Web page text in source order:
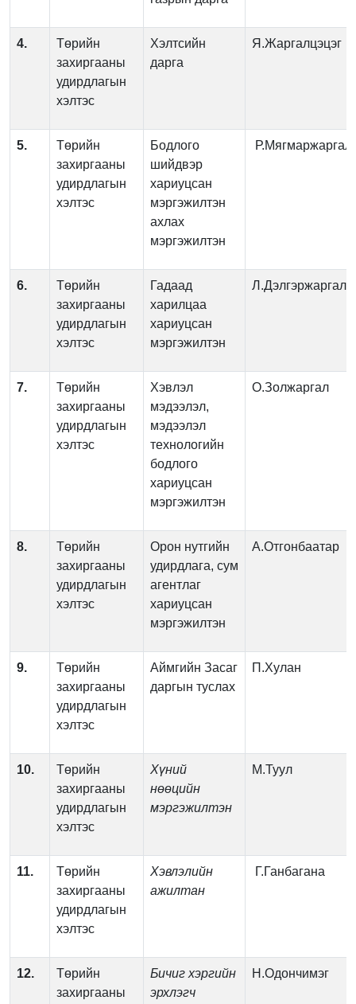
4.
Төрийн
захиргааны
удирдлагын
хэлтэс
Хэлтсийн
дарга
Я.Жаргалцэцэг
5.
Төрийн
захиргааны
удирдлагын
хэлтэс
Бодлого
шийдвэр
хариуцсан
мэргэжилтэн
ахлах
мэргэжилтэн
Р.Мягмаржаргал
6.
Төрийн
захиргааны
удирдлагын
хэлтэс
Гадаад
харилцаа
хариуцсан
мэргэжилтэн
Л.Дэлгэржаргал
7.
Төрийн
захиргааны
удирдлагын
хэлтэс
Хэвлэл
мэдээлэл,
мэдээлэл
технологийн
бодлого
хариуцсан
мэргэжилтэн
О.Золжаргал
8.
Төрийн
захиргааны
удирдлагын
хэлтэс
Орон нутгийн
удирдлага, сум
агентлаг
хариуцсан
мэргэжилтэн
А.Отгонбаатар
9.
Төрийн
захиргааны
удирдлагын
хэлтэс
Аймгийн Засаг
даргын туслах
П.Хулан
10.
Төрийн
захиргааны
удирдлагын
хэлтэс
Хүний
нөөцийн
мэргэжилтэн
М.Туул
11.
Төрийн
захиргааны
удирдлагын
хэлтэс
Хэвлэлийн
ажилтан
Г.Ганбагана
12.
Төрийн
захиргааны
Бичиг хэргийн
эрхлэгч
Н.Одончимэг